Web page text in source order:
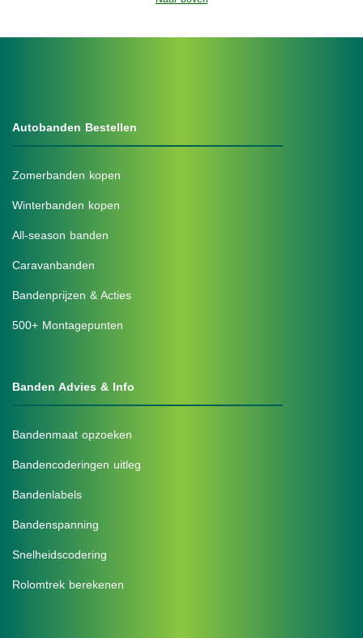
Autobanden Bestellen
Zomerbanden kopen
Winterbanden kopen
All-season banden
Caravanbanden
Bandenprijzen & Acties
500+ Montagepunten
Banden Advies & Info
Bandenmaat opzoeken
Bandencoderingen uitleg
Bandenlabels
Bandenspanning
Snelheidscodering
Rolomtrek berekenen